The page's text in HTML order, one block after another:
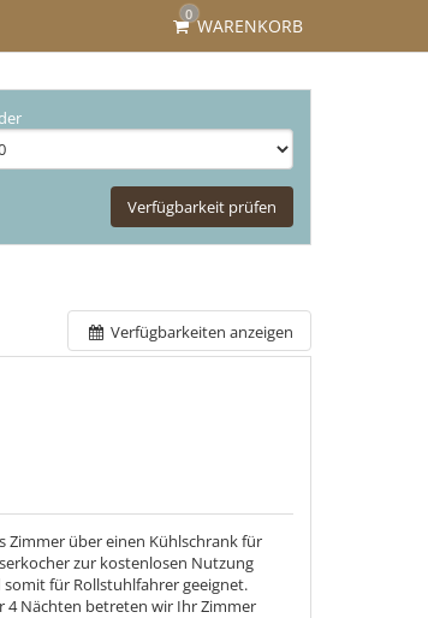
0
WARENKORB
Verfügbarkeit prüfen
Verfügbarkeiten anzeigen
Zimmer über einen Kühlschrank für
zur kostenlosen Nutzung
für Rollstuhlfahrer geeignet.
4 Nächten betreten wir Ihr Zimmer